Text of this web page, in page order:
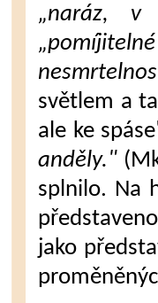
„naráz, v
světlem a
ale ke
anděly."
splnilo. Na
jako